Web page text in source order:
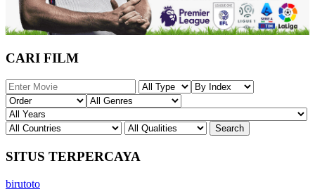
CARI FILM
SITUS TERPERCAYA
birutoto